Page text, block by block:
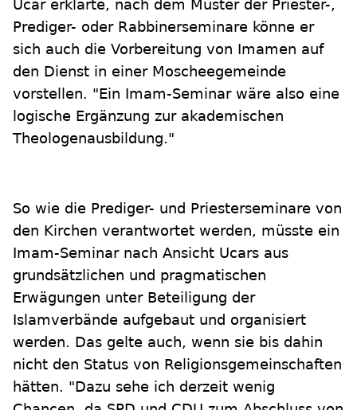
Ucar erklärte, nach dem Muster der Priester-,
Prediger- oder Rabbinerseminare könne er
sich auch die Vorbereitung von Imamen auf
den Dienst in einer Moscheegemeinde
vorstellen. "Ein Imam-Seminar wäre also eine
logische Ergänzung zur akademischen
Theologenausbildung."
So wie die Prediger- und Priesterseminare von
den Kirchen verantwortet werden, müsste ein
Imam-Seminar nach Ansicht Ucars aus
grundsätzlichen und pragmatischen
Erwägungen unter Beteiligung der
Islamverbände aufgebaut und organisiert
werden. Das gelte auch, wenn sie bis dahin
nicht den Status von Religionsgemeinschaften
hätten. "Dazu sehe ich derzeit wenig